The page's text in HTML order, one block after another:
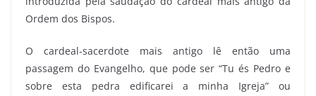
Ordem dos Bispos.
O cardeal-sacerdote mais antigo lê então uma
passagem do Evangelho, que pode ser “Tu és Pedro e
sobre esta pedra edificarei a minha Igreja” ou